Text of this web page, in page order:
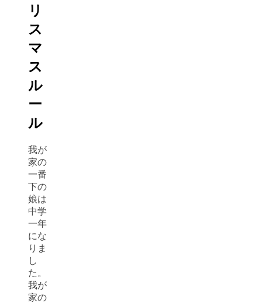
リ
ス
マ
ス
ル
ー
ル
我が
家の
一番
下の
娘は
中学
一年
にな
りま
し
た。
我が
家の